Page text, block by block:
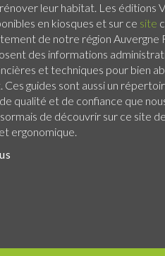
leur habitat. Les éditions
en kiosques et sur ce site
de notre région Auvergne
des informations
et techniques pour bien
Ces guides sont aussi un
qualité et de confiance que
de découvrir sur ce site
ergonomique.